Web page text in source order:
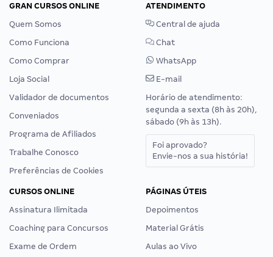
GRAN CURSOS ONLINE
Quem Somos
Como Funciona
Como Comprar
Loja Social
Validador de documentos
Conveniados
Programa de Afiliados
Trabalhe Conosco
Preferências de Cookies
ATENDIMENTO
Central de ajuda
Chat
WhatsApp
E-mail
Horário de atendimento:
segunda a sexta (8h às 20h),
sábado (9h às 13h).
Foi aprovado?
Envie-nos a sua história!
CURSOS ONLINE
Assinatura Ilimitada
Coaching para Concursos
Exame de Ordem
PÁGINAS ÚTEIS
Depoimentos
Material Grátis
Aulas ao Vivo